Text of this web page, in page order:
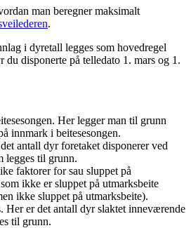
man beregner maksimalt
.
i dyretall legges som hovedregel
du disponerte på telledato 1. mars og 1.
Her legger man til grunn
innmark i beitesesongen.
antall dyr foretaket disponerer ved
legges til grunn.
faktorer for sau sluppet på
ikke er sluppet på utmarksbeite
ikke sluppet på utmarksbeite).
Her er det antall dyr slaktet inneværende
til grunn.